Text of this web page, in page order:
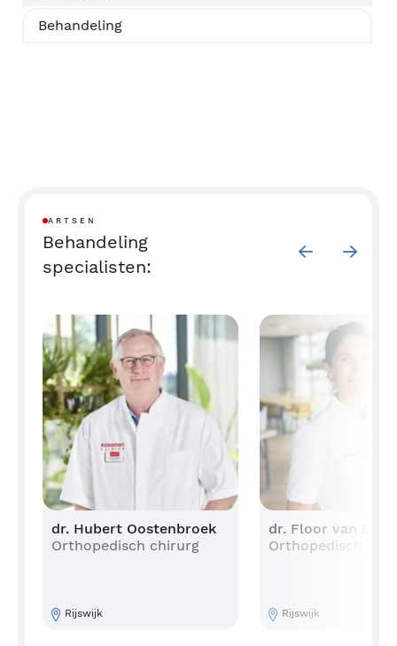
Behandeling
ARTSEN
Behandeling
specialisten:
dr. Hubert Oostenbroek
Orthopedisch chirurg
Rijswijk
dr. Floor van Eijk
Orthopedisch
Rijswijk